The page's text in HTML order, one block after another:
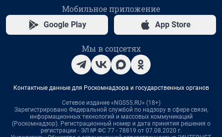
Мобильное приложение
Google Play App Store
Мы в соцсетях
Контактные данные для Роскомнадзора и государственных органов
Сетевое издание «NGS55.RU» (18+)
Зарегистрировано Федеральной службой по надзору в сфере связи,
информационных технологий и массовых коммуникаций
(Роскомнадзор). Регистрационный номер и дата принятия решения о
регистрации - ЭЛ № ФС 77 - 78819 от 07.08.2020 г.